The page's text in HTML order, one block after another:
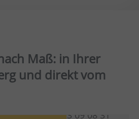
Maß: in Ihrer
und direkt vom